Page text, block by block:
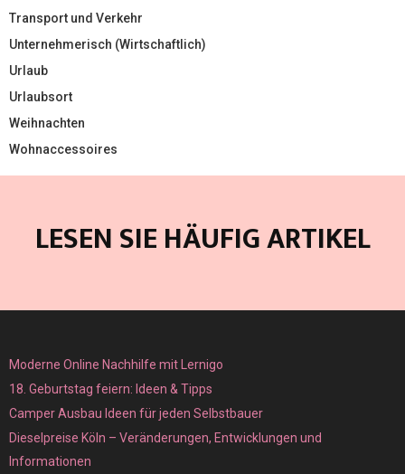
Transport und Verkehr
Unternehmerisch (Wirtschaftlich)
Urlaub
Urlaubsort
Weihnachten
Wohnaccessoires
LESEN SIE HÄUFIG ARTIKEL
Moderne Online Nachhilfe mit Lernigo
18. Geburtstag feiern: Ideen & Tipps
Camper Ausbau Ideen für jeden Selbstbauer
Dieselpreise Köln – Veränderungen, Entwicklungen und
Informationen